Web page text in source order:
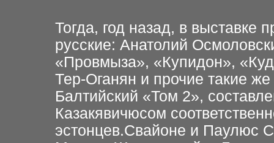
Тогда, год назад, в выставке
русские: Анатолий
«Провмыза», «Купидон»,
Тер-Оганян и прочие такие
Балтийский «Том 2»,
Казакявичюсом
эстонцев.Свайоне и Паулюс